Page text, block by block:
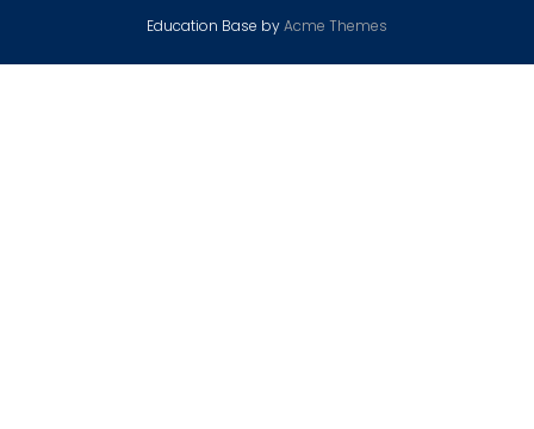
Education Base byAcme Themes